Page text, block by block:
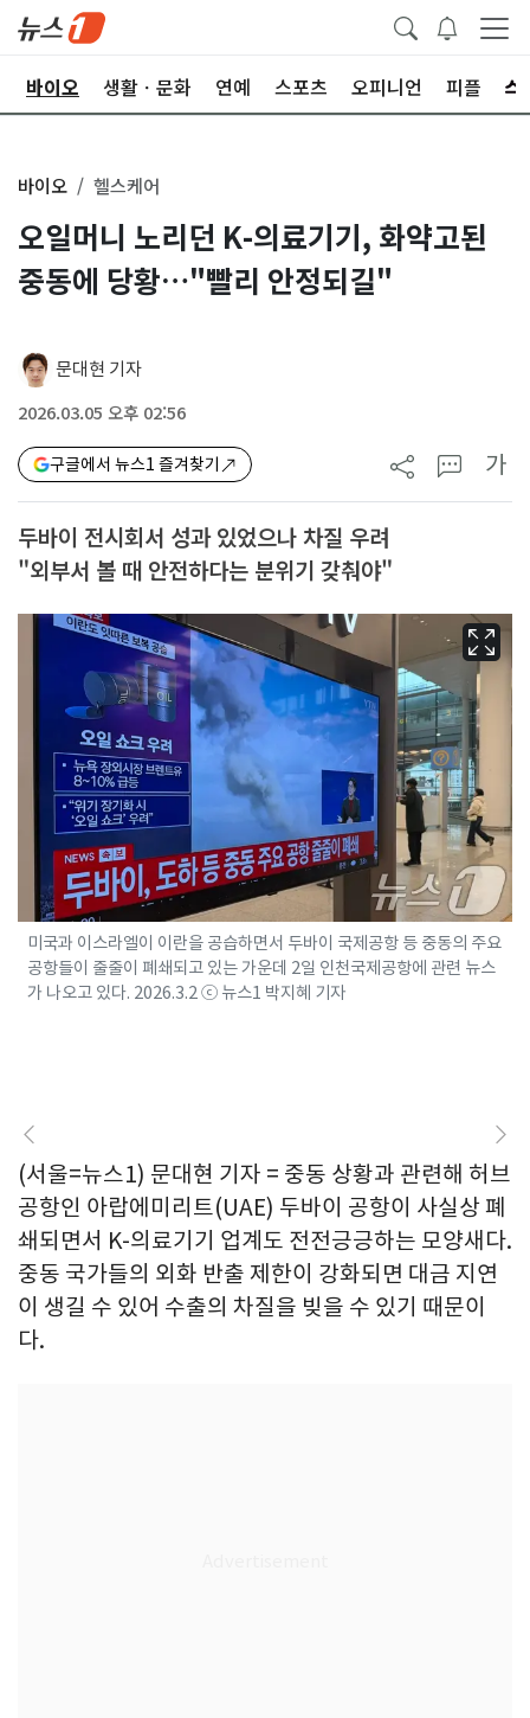
바이오 생활ㆍ문화 연예 스포츠 오피니언 피플
바이오 헬스케어
오일머니 노리던 K-의료기기, 화약고된
중동에 당황…"빨리 안정되길"
문대현 기자
2026.03.05 오후 02:56
구글에서 뉴스1 즐겨찾기 가
두바이 전시회서 성과 있었으나 차질 우려
"외부서 볼 때 안전하다는 분위기 갖춰야"
미국과 이스라엘이 이란을 공습하면서 두바이 국제공항 등 중동의 주요
공항들이 줄줄이 폐쇄되고 있는 가운데 2일 인천국제공항에 관련 뉴스
가 나오고 있다. 2026.3.2 ⓒ 뉴스1 박지혜 기자
(서울=뉴스1) 문대현 기자 = 중동 상황과 관련해 허브
공항인 아랍에미리트(UAE) 두바이 공항이 사실상 폐
쇄되면서 K-의료기기 업계도 전전긍긍하는 모양새다.
중동 국가들의 외화 반출 제한이 강화되면 대금 지연
이 생길 수 있어 수출의 차질을 빚을 수 있기 때문이
다.